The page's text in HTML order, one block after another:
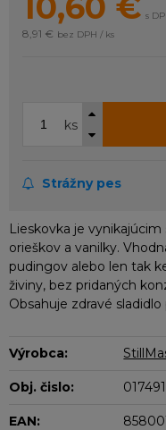
s
8,91 € bez DPH / ks
ks
Strážny pes
Lieskovka je
orieškov a vanilky.
pudingov alebo len tak
živiny, bez pridaných
Obsahuje zdravé sladidlo
Výrobca:
Obj. čislo: 017491
EAN: